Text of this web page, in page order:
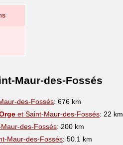
Maur-des-Fossés
des-Fossés: 676 km
et Saint-Maur-des-Fossés: 22 km
des-Fossés: 200 km
Maur-des-Fossés: 50.1 km